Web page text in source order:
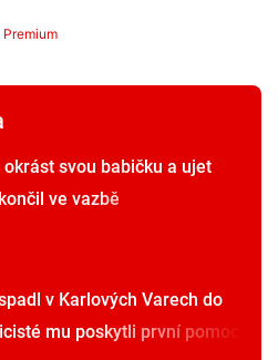
Premium
okrást svou babičku a ujet
ve vazbě
v Karlových Varech do
mu poskytli první pomoc